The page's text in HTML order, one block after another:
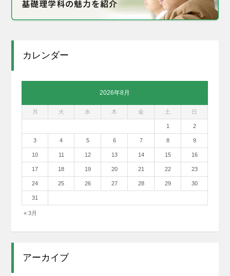
カレンダー
2026年8月
月 火 水 木 金 土 日
« 3月
1 2
3 4 5 6 7 8 9
10 11 12 13 14 15 16
17 18 19 20 21 22 23
24 25 26 27 28 29 30
31
アーカイブ